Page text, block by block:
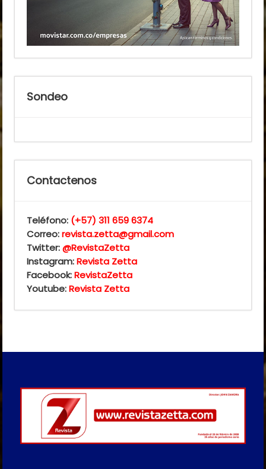
Sondeo
Contactenos
Teléfono: (+57) 311 659 6374
Correo:revista.zetta@gmail.com
Twitter:@RevistaZetta
Instagram:Revista Zetta
Facebook:RevistaZetta
Youtube:Revista Zetta